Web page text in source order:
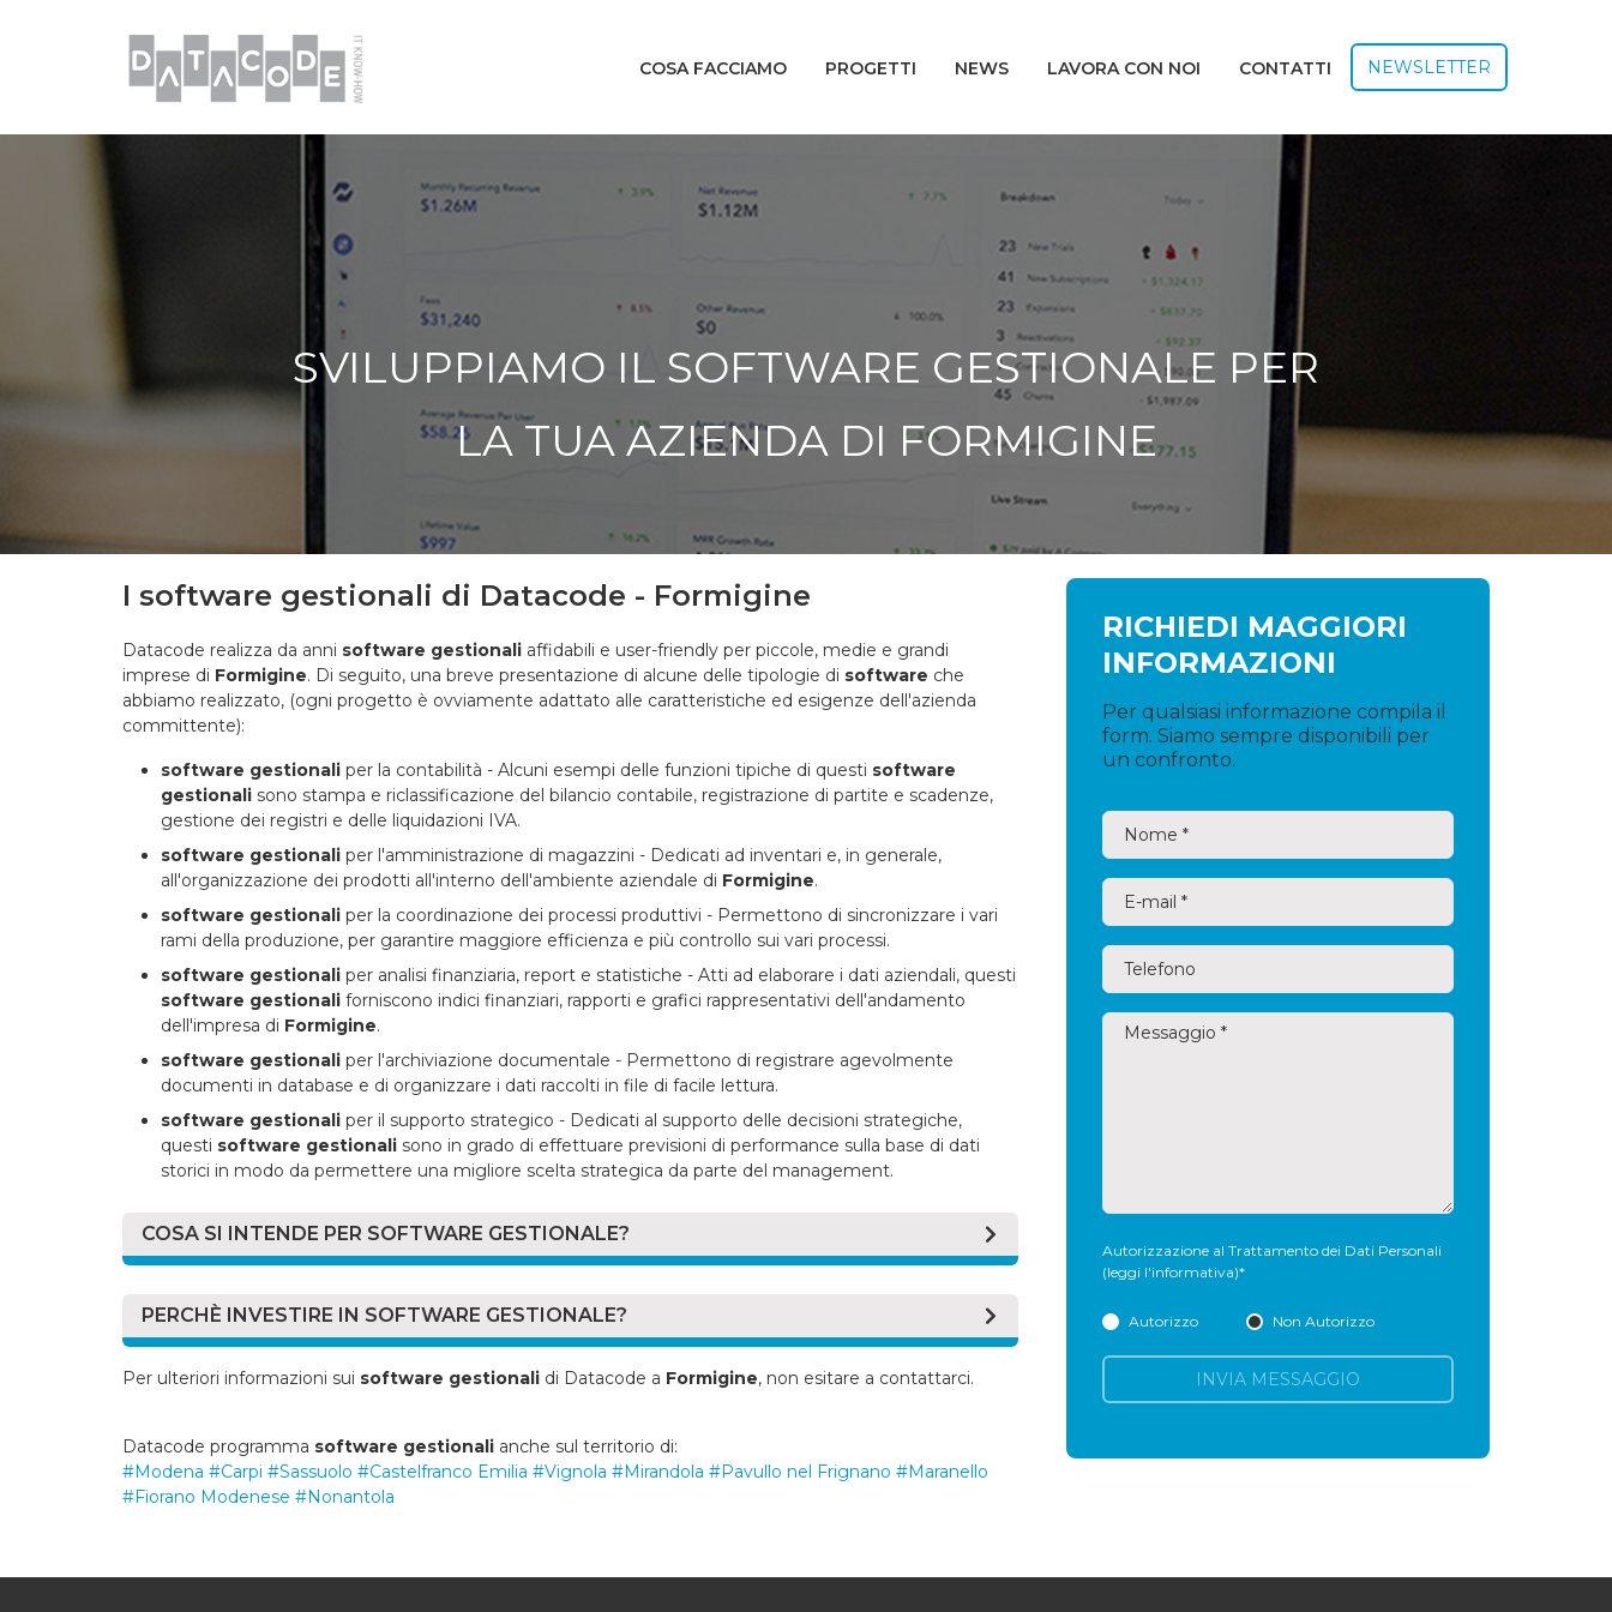
COSA FACCIAMO PROGETTI NEWS LAVORA CON NOI CONTATTI NEWSLETTER
SVILUPPIAMO IL SOFTWARE GESTIONALE PER
LA TUA AZIENDA DI FORMIGINE
I software gestionali di Datacode - Formigine
Datacode realizza da anni software gestionali affidabili e user-friendly per piccole, medie e grandi
imprese di Formigine. Di seguito, una breve presentazione di alcune delle tipologie di software che
abbiamo realizzato, (ogni progetto è ovviamente adattato alle caratteristiche ed esigenze dell'azienda
committente):
software gestionali per la contabilità - Alcuni esempi delle funzioni tipiche di questi software
gestionali sono stampa e riclassificazione del bilancio contabile, registrazione di partite e scadenze,
gestione dei registri e delle liquidazioni IVA.
software gestionali per l'amministrazione di magazzini - Dedicati ad inventari e, in generale,
all'organizzazione dei prodotti all'interno dell'ambiente aziendale di Formigine.
software gestionali per la coordinazione dei processi produttivi - Permettono di sincronizzare i vari
rami della produzione, per garantire maggiore efficienza e più controllo sui vari processi.
software gestionali per analisi finanziaria, report e statistiche - Atti ad elaborare i dati aziendali, questi
software gestionali forniscono indici finanziari, rapporti e grafici rappresentativi dell'andamento
dell'impresa di Formigine.
software gestionali per l'archiviazione documentale - Permettono di registrare agevolmente
documenti in database e di organizzare i dati raccolti in file di facile lettura.
software gestionali per il supporto strategico - Dedicati al supporto delle decisioni strategiche,
questi software gestionali sono in grado di effettuare previsioni di performance sulla base di dati
storici in modo da permettere una migliore scelta strategica da parte del management.
COSA SI INTENDE PER SOFTWARE GESTIONALE?
ovvero "Pianificazione delle risorse di impresa"), sono applicativi atti ad automatizzare e quindi
semplificare i principali processi di gestione all'interno delle aziende.
liquidazioni IVA, oppure ancorasoftwareper l'amministrazione di distinte base, raccolta dati e lanci di
PERCHÈ INVESTIRE IN SOFTWARE GESTIONALE?
Oggigiorno la scelta di utilizzare software gestionale
è sempre più popolare tra imprese e aziende di
ogni natura e dimensione. Ecco alcuni dei motivi che hanno indubbiamente incalzato questa
Economia: il software gestionale porta a un risparmio di denaro
Per ulteriori informazioni sui software gestionali di Datacode a Formigine, non esitare a contattarci.
Datacode programma software gestionali anche sul territorio di:
#Modena #Carpi #Sassuolo #Castelfranco Emilia #Vignola #Mirandola #Pavullo nel Frignano #Maranello
#Fiorano Modenese #Nonantola
RICHIEDI MAGGIORI
INFORMAZIONI
Per qualsiasi informazione compila il
form. Siamo sempre disponibili per
un confronto.
Autorizzazione al Trattamento dei Dati Personali
(leggi l'informativa)*
Autorizzo Non Autorizzo
INVIA MESSAGGIO